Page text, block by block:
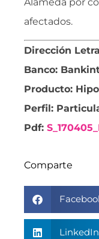
afectados.
Dirección
Banco:
Producto:
Perfil:
Pdf:
Comparte
LinkedIn